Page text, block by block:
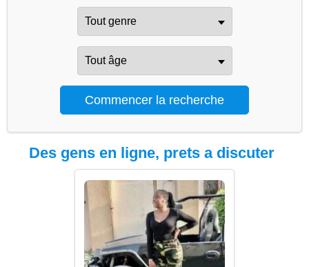
Des gens en ligne, prets a discuter